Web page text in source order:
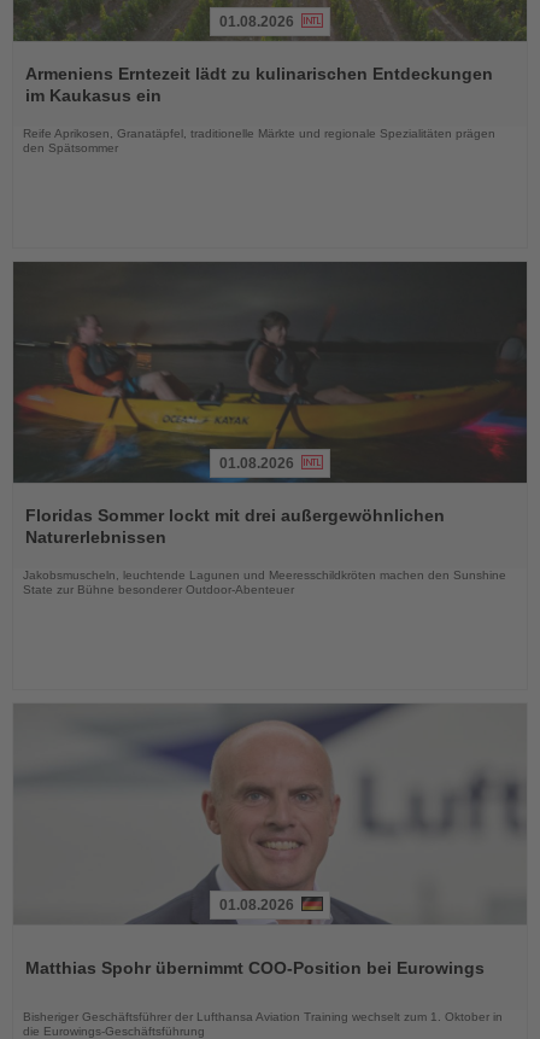
Sie
die
01.08.2026
Armeniens Erntezeit lädt zu kulinarischen Entdeckungen
im Kaukasus ein
Reife Aprikosen, Granatäpfel, traditionelle Märkte und regionale Spezialitäten prägen
den Spätsommer
Sie
die
01.08.2026
Floridas Sommer lockt mit drei außergewöhnlichen
Naturerlebnissen
Jakobsmuscheln, leuchtende Lagunen und Meeresschildkröten machen den Sunshine
State zur Bühne besonderer Outdoor-Abenteuer
die
01.08.2026
Matthias Spohr übernimmt COO-Position bei Eurowings
Bisheriger Geschäftsführer der Lufthansa Aviation Training wechselt zum 1. Oktober in
die Eurowings-Geschäftsführung